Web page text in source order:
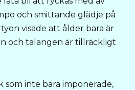
och smittande glädje på
visade att ålder bara är
och talangen är tillräckligt
inte bara imponerade,